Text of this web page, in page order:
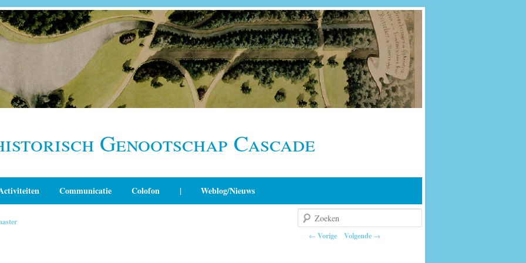
Genootschap Cascade
Communicatie Colofon | Weblog/Nieuws
Berichtnavigatie
← Vorige Volgende →